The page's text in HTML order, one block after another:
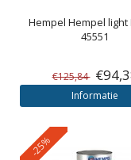
Hempel Hempel light
45551
€125,84
Informatie
-25%